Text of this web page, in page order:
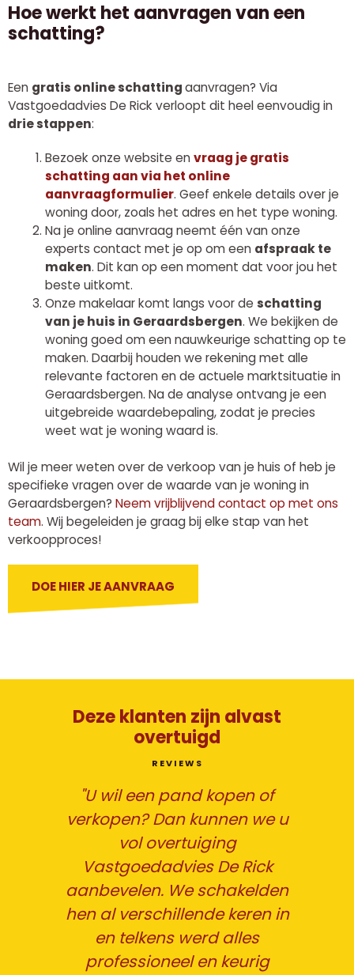
Hoe werkt het aanvragen van een
schatting?
Een gratis online schattingaanvragen? Via
Vastgoedadvies De Rick verloopt dit heel eenvoudig in
drie stappen:
Bezoek onze website en vraag je gratis
schatting aan via het online
aanvraagformulier. Geef enkele details over je
woning door, zoals het adres en het type woning.
Na je online aanvraag neemt één van onze
experts contact met je op om een afspraak te
maken. Dit kan op een moment dat voor jou het
beste uitkomt.
Onze makelaar komt langs voor de schatting
van je huis in Geraardsbergen. We bekijken de
woning goed om een nauwkeurige schatting op te
maken. Daarbij houden we rekening met alle
relevante factoren en de actuele marktsituatie in
Geraardsbergen. Na de analyse ontvang je een
uitgebreide waardebepaling, zodat je precies
weet wat je woning waard is.
Wil je meer weten over de verkoop van je huis of heb je
specifieke vragen over de waarde van je woning in
Geraardsbergen? Neem vrijblijvend contact op met ons
team. Wij begeleiden je graag bij elke stap van het
verkoopproces!
DOE HIER JE AANVRAAG
Deze klanten zijn alvast
overtuigd
REVIEWS
Reeds diverse malen met
kantoor De Rick
samengewerkt, zowel voor
aankoop (2 x) als verkoop(1x).
Een aanrader.... Bedankt
Marijke en Marc!!! Heidi &
Anthony ADS